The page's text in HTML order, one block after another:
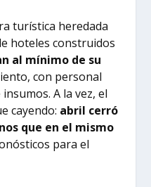
turística heredada
hoteles construidos
al mínimo de su
con personal
A la vez, el
cayendo: abril cerró
que en el mismo
para el